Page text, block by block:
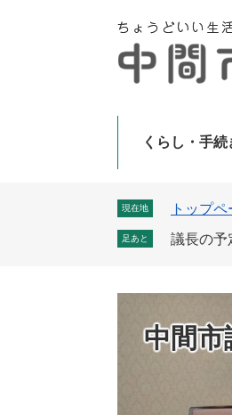
くらし・手続
現在地 トップペ
足あと 議長の予
中間市